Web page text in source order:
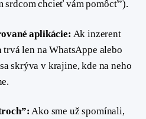
srdcom chcieť vám pomôcť”).
aplikácie: Ak inzerent
len na WhatsAppe alebo
skrýva v krajine, kde na neho
Ako sme už spomínali,